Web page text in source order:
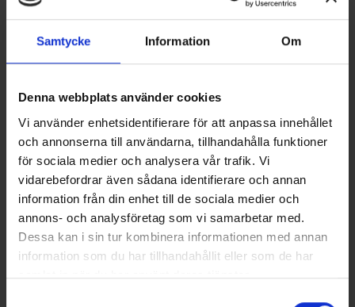
Samtycke Information Om
Denna webbplats använder cookies
Vi använder enhetsidentifierare för att anpassa innehållet
och annonserna till användarna, tillhandahålla funktioner
för sociala medier och analysera vår trafik. Vi
vidarebefordrar även sådana identifierare och annan
information från din enhet till de sociala medier och
annons- och analysföretag som vi samarbetar med.
Dessa kan i sin tur kombinera informationen med annan
information som du har tillhandahållit eller som de har
samlat in när du har använt deras tjänster.
(vatten och avlopp) och Små avlopp (även
examensarbeten som branschen valt till vinnare.